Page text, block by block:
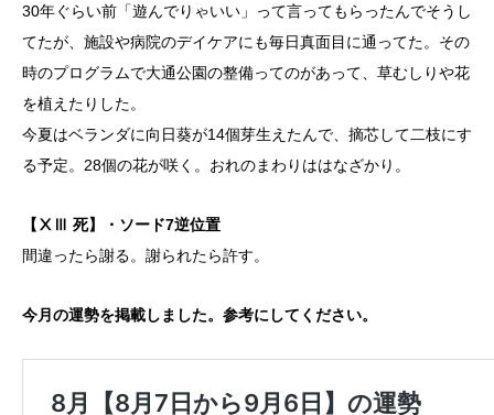
30年ぐらい前「遊んでりゃいい」って言ってもらったんでそうし
てたが、施設や病院のデイケアにも毎日真面目に通ってた。その
時のプログラムで大通公園の整備ってのがあって、草むしりや花
を植えたりした。
今夏はベランダに向日葵が14個芽生えたんで、摘芯して二枝にす
る予定。28個の花が咲く。おれのまわりははなざかり。
【ⅩⅢ 死】・ソード7逆位置
間違ったら謝る。謝られたら許す。
今月の運勢を掲載しました。参考にしてください。